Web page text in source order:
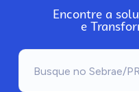
Encontre a
e